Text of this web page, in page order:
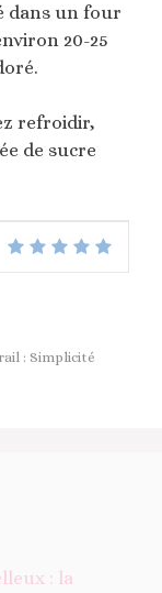
dans un four
20-25
refroidir,
de sucre
: Simplicité
: la